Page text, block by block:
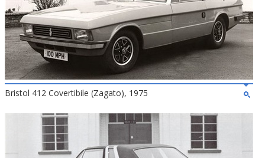
Bristol 412 Covertibile (Zagato), 1975